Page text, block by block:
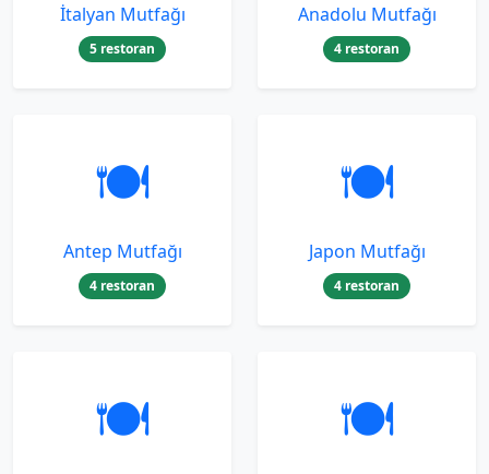
İtalyan Mutfağı
5 restoran
Anadolu Mutfağı
4 restoran
🍽️
Antep Mutfağı
4 restoran
🍽️
Japon Mutfağı
4 restoran
🍽️ 🍽️